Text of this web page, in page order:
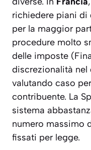
richiedere piani di
per la maggior
procedure molto
delle imposte
discrezionalità nel
valutando caso
contribuente. La
sistema
numero massimo
fissati per legge.